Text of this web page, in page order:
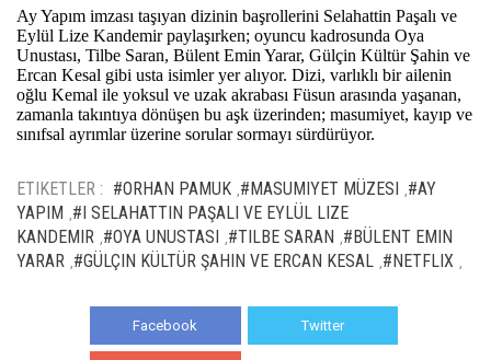
Ay Yapım imzası taşıyan dizinin başrollerini Selahattin Paşalı ve
Eylül Lize Kandemir paylaşırken; oyuncu kadrosunda Oya
Unustası, Tilbe Saran, Bülent Emin Yarar, Gülçin Kültür Şahin ve
Ercan Kesal gibi usta isimler yer alıyor. Dizi, varlıklı bir ailenin
oğlu Kemal ile yoksul ve uzak akrabası Füsun arasında yaşanan,
zamanla takıntıya dönüşen bu aşk üzerinden; masumiyet, kayıp ve
sınıfsal ayrımlar üzerine sorular sormayı sürdürüyor.
ETIKETLER : #ORHAN PAMUK #MASUMIYET MÜZESI #AY
YAPIM #I SELAHATTIN PAŞALI VE EYLÜL LIZE
KANDEMIR #OYA UNUSTASI #TILBE SARAN #BÜLENT EMIN
YARAR #GÜLÇIN KÜLTÜR ŞAHIN VE ERCAN KESAL #NETFLIX
Facebook Twitter